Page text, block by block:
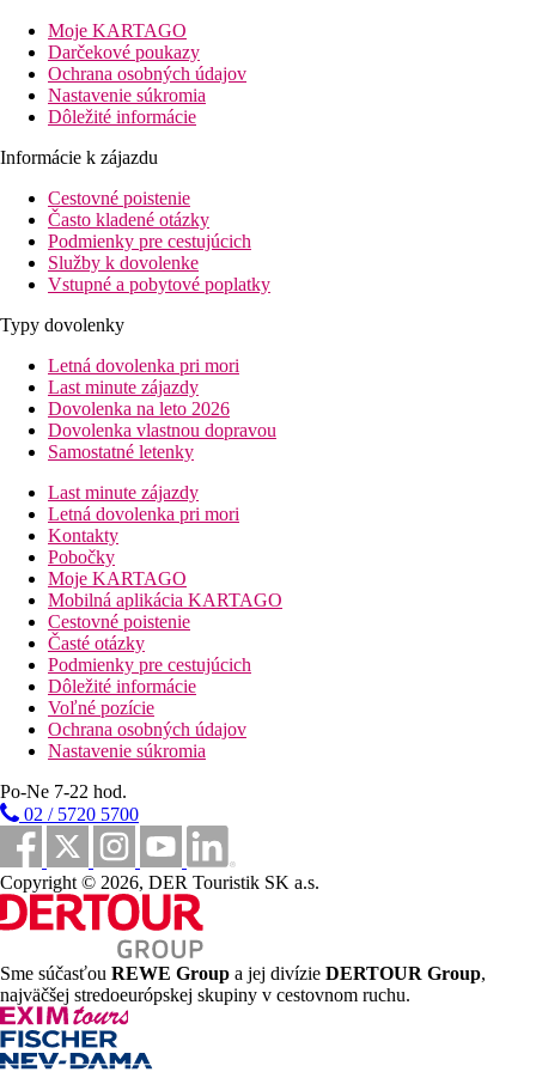
Popis hotelu
7 budov, vstupná hala s recepciou,
bazén, terasa s lehátkami a slnečníkmi zadarmo.
Popis izby
TV/sat., Wifi, chladnička, rýchlovarná kanvica, trezor za
(zdarma).
Stravovanie
Polpenzia Plus
Raňajky a večere formou bufetu
All Inclusive
Raňajky, obed a večera formou bufetu
Ľahký snack, káva, čaj a sladké pečivo
Vybrané alkoholické a nealkoholické nápoje
Popis pláže
Piesočná pláž priamo pri hoteli. Lehátka a slnečníky za
poplatok.
Športová ponuka
Zadarmo:fitness, volejbal, stolný tenis, aquaerobik.
Za poplatok:vodné športy a potápanie na pláži.
Deti
Šmykľavka, ihrisko, water splash park s vodnými atrakciami a
šmykľavkami pre najmenších, mini- a detský klub. Detská
postieľka zadarmo (na vyžiadanie).
7.9.2026(neplatí pre produkt Fischer Dynamix)
Popis izby
VISA, EC/MC, Maestro.
Pre handicapovaných
Na vyžiadanie niekoľko izieb prispôsobených pre
handicapovaných klientov. Bezbariérový pohyb v areáli hotela,
rampa do bazéna.
Web
Moje KARTAGO
Darčekové poukazy
Ochrana osobných údajov
Nastavenie súkromia
Dôležité informácie
Informácie k zájazdu
Cestovné poistenie
Často kladené otázky
Podmienky pre cestujúcich
Služby k dovolenke
Vstupné a pobytové poplatky
Typy dovolenky
Letná dovolenka pri mori
Last minute zájazdy
Dovolenka na leto 2026
Dovolenka vlastnou dopravou
Samostatné letenky
Last minute zájazdy
Letná dovolenka pri mori
Kontakty
Pobočky
Moje KARTAGO
Mobilná aplikácia KARTAGO
Cestovné poistenie
Časté otázky
Podmienky pre cestujúcich
Dôležité informácie
Voľné pozície
Ochrana osobných údajov
Nastavenie súkromia
Po-Ne 7-22 hod.
02 / 5720 5700
Copyright © 2026, DER Touristik SK a.s.
Sme súčasťou REWE Group a jej divízie DERTOUR Group,
najväčšej stredoeurópskej skupiny v cestovnom ruchu.